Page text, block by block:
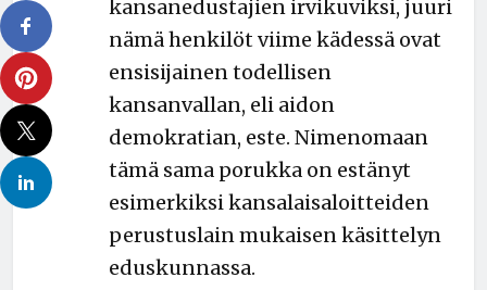
kansanedustajien irvikuviksi, juuri
nämä henkilöt viime kädessä ovat
ensisijainen todellisen
kansanvallan, eli aidon
demokratian, este. Nimenomaan
tämä sama porukka on estänyt
esimerkiksi kansalaisaloitteiden
perustuslain mukaisen käsittelyn
eduskunnassa.